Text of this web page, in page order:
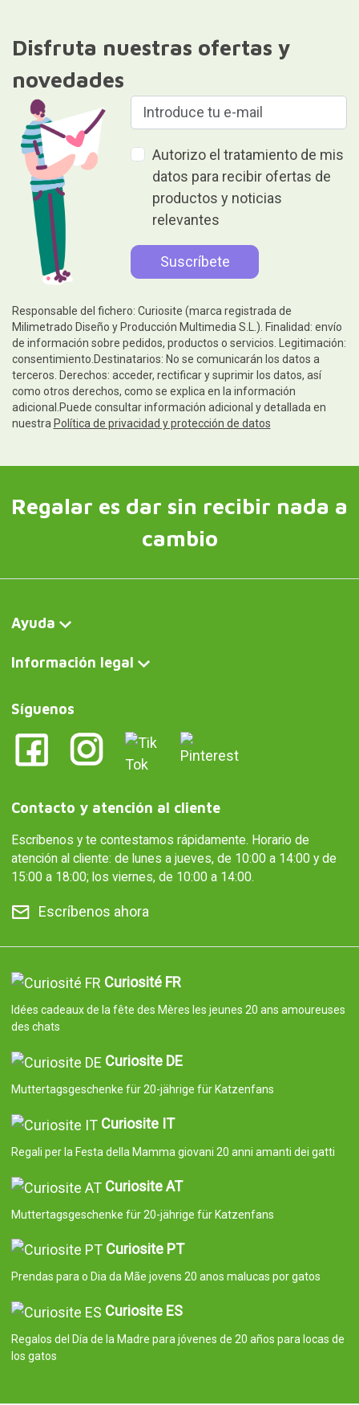
Disfruta nuestras ofertas y
novedades
Autorizo el tratamiento de mis
datos para recibir ofertas de
productos y noticias
relevantes
Responsable del fichero: Curiosite (marca registrada de
Milimetrado Diseño y Producción Multimedia S.L.). Finalidad: envío
de información sobre pedidos, productos o servicios. Legitimación:
consentimiento.Destinatarios: No se comunicarán los datos a
terceros. Derechos: acceder, rectificar y suprimir los datos, así
como otros derechos, como se explica en la información
adicional.Puede consultar información adicional y detallada en
nuestra Política de privacidad y protección de datos
Regalar es dar sin recibir nada a
cambio
Ayuda
Información legal
Síguenos
Contacto y atención al cliente
Escríbenos y te contestamos rápidamente. Horario de
atención al cliente: de lunes a jueves, de 10:00 a 14:00 y de
15:00 a 18:00; los viernes, de 10:00 a 14:00.
Escríbenos ahora
Curiosité FR
Idées cadeaux de la fête des Mères les jeunes 20 ans amoureuses
des chats
Curiosite DE
Muttertagsgeschenke für 20-jährige für Katzenfans
Curiosite IT
Regali per la Festa della Mamma giovani 20 anni amanti dei gatti
Curiosite AT
Muttertagsgeschenke für 20-jährige für Katzenfans
Curiosite PT
Prendas para o Dia da Mãe jovens 20 anos malucas por gatos
Curiosite ES
Regalos del Día de la Madre para jóvenes de 20 años para locas de
los gatos